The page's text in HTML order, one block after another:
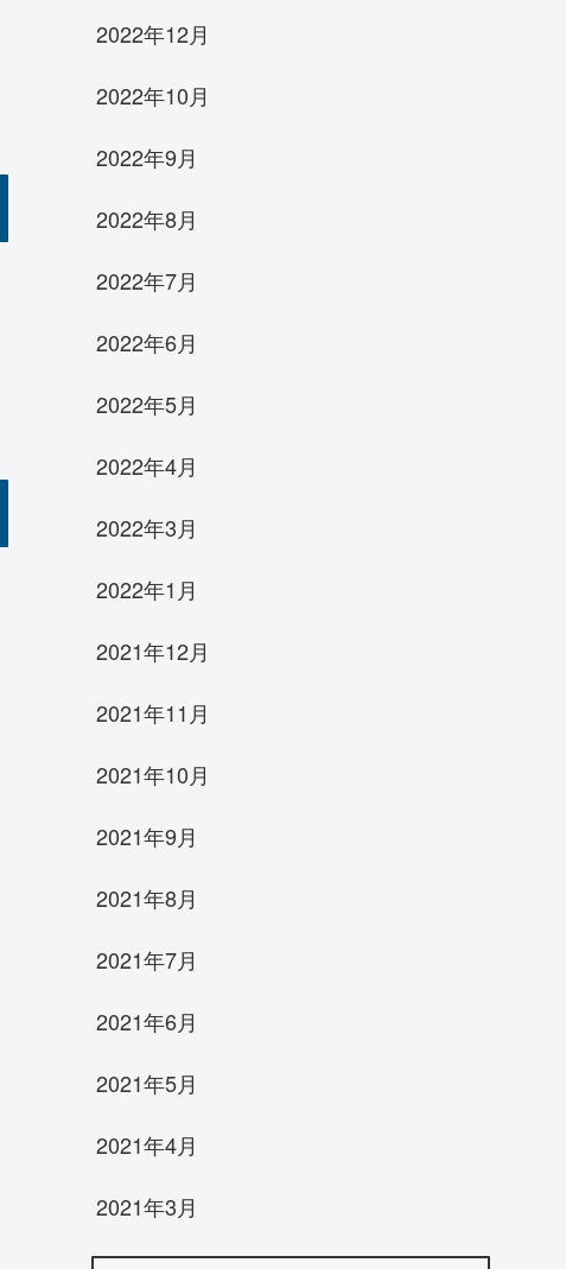
2022年12月
2022年10月
2022年9月
2022年8月
2022年7月
2022年6月
2022年5月
2022年4月
2022年3月
2022年1月
2021年12月
2021年11月
2021年10月
2021年9月
2021年8月
2021年7月
2021年6月
2021年5月
2021年4月
2021年3月